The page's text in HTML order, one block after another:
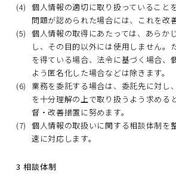
(4) 個人情報の適切に取り扱っていること
問題が認められた場合には、これを改
(5) 個人情報の取得にあたっては、あらか
し、その目的以外には使用しません。
を得ている場合、法令に基づく場合、
よう匿名化した場合などは除きます。
(6)
業務を委託する場合は、委託先に対し
を十分理解の上で取り扱うよう求める
督・改善措置に努めます。
(7) 個人情報の取扱いに関する相談体制を
速に対応します。
3 相談体制